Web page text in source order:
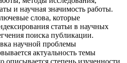
и научная значимость работы.
слова, которые
статьи в научных
поиска публикации.
научной проблемы
актуальность темы